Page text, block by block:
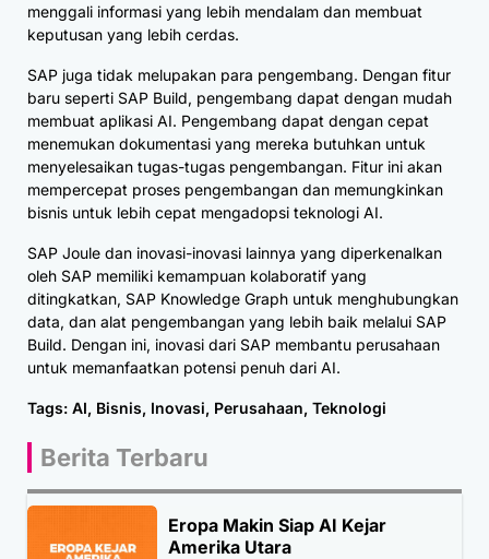
menggali informasi yang lebih mendalam dan membuat
keputusan yang lebih cerdas.
SAP juga tidak melupakan para pengembang. Dengan fitur
baru seperti SAP Build, pengembang dapat dengan mudah
membuat aplikasi AI. Pengembang dapat dengan cepat
menemukan dokumentasi yang mereka butuhkan untuk
menyelesaikan tugas-tugas pengembangan. Fitur ini akan
mempercepat proses pengembangan dan memungkinkan
bisnis untuk lebih cepat mengadopsi teknologi AI.
SAP Joule dan inovasi-inovasi lainnya yang diperkenalkan
oleh SAP memiliki kemampuan kolaboratif yang
ditingkatkan, SAP Knowledge Graph untuk menghubungkan
data, dan alat pengembangan yang lebih baik melalui SAP
Build. Dengan ini, inovasi dari SAP membantu perusahaan
untuk memanfaatkan potensi penuh dari AI.
Tags: AI, Bisnis, Inovasi, Perusahaan, Teknologi
Berita Terbaru
Eropa Makin Siap AI Kejar
Amerika Utara